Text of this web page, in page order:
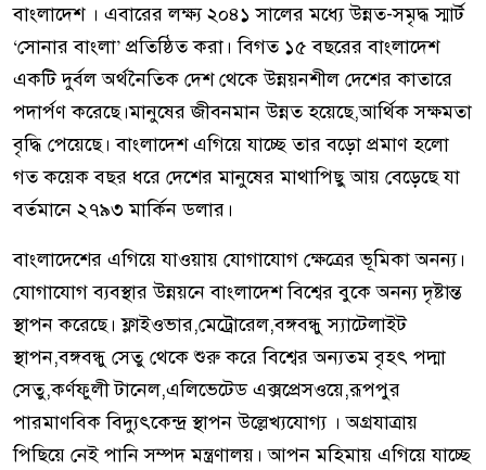
বাংলাদেশ । এবারের লক্ষ্য ২০৪১ সালের মধ্যে উন্নত-সমৃদ্ধ স্মার্ট
‘সোনার বাংলা’ প্রতিষ্ঠিত করা। বিগত ১৫ বছরের বাংলাদেশ
একটি দুর্বল অর্থনৈতিক দেশ থেকে উন্নয়নশীল দেশের কাতারে
পদার্পণ করেছে।মানুষের জীবনমান উন্নত হয়েছে,আর্থিক সক্ষমতা
বৃদ্ধি পেয়েছে। বাংলাদেশ এগিয়ে যাচ্ছে তার বড়ো প্রমাণ হলো
গত কয়েক বছর ধরে দেশের মানুষের মাথাপিছু আয় বেড়েছে যা
বর্তমানে ২৭৯৩ মার্কিন ডলার।
বাংলাদেশের এগিয়ে যাওয়ায় যোগাযোগ ক্ষেত্রের ভূমিকা অনন্য।
যোগাযোগ ব্যবস্থার উন্নয়নে বাংলাদেশ বিশ্বের বুকে অনন্য দৃষ্টান্ত
স্থাপন করেছে। ফ্লাইওভার,মেট্রোরেল,বঙ্গবন্ধু স্যাটেলাইট
স্থাপন,বঙ্গবন্ধু সেতু থেকে শুরু করে বিশ্বের অন্যতম বৃহৎ পদ্মা
সেতু,কর্ণফুলী টানেল,এলিভেটেড এক্সপ্রেসওয়ে,রূপপুর
পারমাণবিক বিদ্যুৎকেন্দ্র স্থাপন উল্লেখ্যযোগ্য । অগ্রযাত্রায়
পিছিয়ে নেই পানি সম্পদ মন্ত্রণালয়। আপন মহিমায় এগিয়ে যাচ্ছে